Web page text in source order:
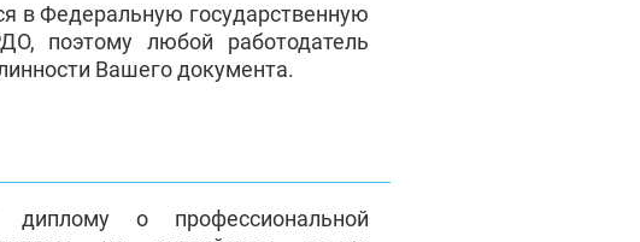
в Федеральную государственную
поэтому любой работодатель
Вашего документа.
о профессиональной